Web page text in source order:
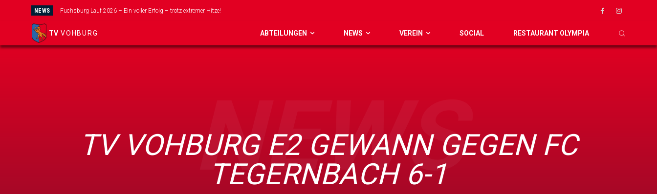
NEWS Fuchsburg Lauf 2026 – Ein voller Erfolg – trotz extremer Hitze!
Wir suchen dich für unser neues Mini-Kicker Team!
TV VOHBURG ABTEILUNGEN NEWS VEREIN SOCIAL RESTAURANT OLYMPIA
NEWS
TV VOHBURG E2 GEWANN GEGEN FC
TEGERNBACH 6-1